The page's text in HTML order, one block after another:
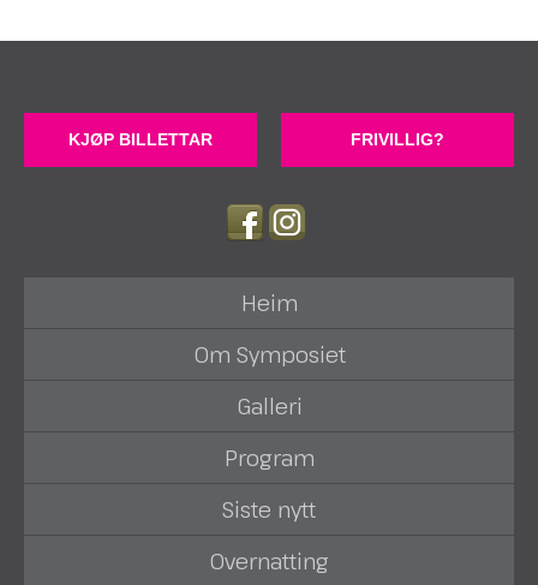
KJØP BILLETTAR FRIVILLIG?
Heim
Om Symposiet
Galleri
Program
Siste nytt
Overnatting